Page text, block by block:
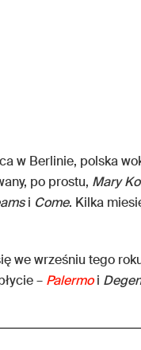
w Berlinie, polska
po prostu, Mary
i Come. Kilka
we wrześniu tego
– Palermoi